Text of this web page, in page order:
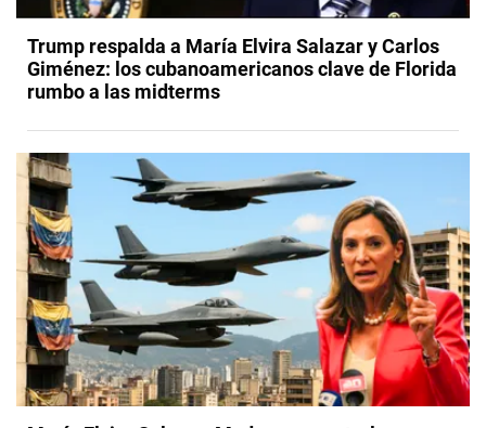
Trump respalda a María Elvira Salazar y Carlos
Giménez: los cubanoamericanos clave de Florida
rumbo a las midterms